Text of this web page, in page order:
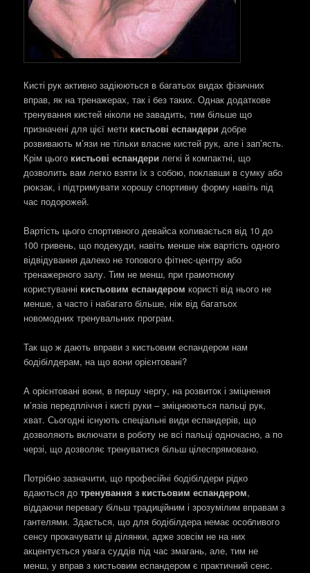
Кисті рук активно задіюються в багатьох видах фізичних
вправ, як на тренажерах, так і без таких. Однак додаткове
тренування кистей ніколи не завадить, тим більше що
призначені для цієї мети кистьові еспандери добре
розвивають м’язи не тільки власне кистей рук, але і зап’ясть.
Крім цього кистьові еспандери легкі й компактні, що
дозволить вам легко взяти їх з собою, поклавши в сумку або
рюкзак, і підтримувати хорошу спортивну форму навіть під
час подорожей.
Вартість цього спортивного девайса коливається від 10 до
100 гривень, що подекуди, навіть менше ніж вартість одного
відвідування далеко не топового фітнес-центру або
тренажерного залу. Тим не менш, при грамотному
користуванні кистьовим еспандером користі від нього не
менше, а часто і набагато більше, ніж від багатьох
новомодних тренувальних програм.
Так що ж дають вправи з кистьовим еспандером нам
бодібілдерам, на що вони орієнтовані?
А орієнтовані вони, в першу чергу, на розвиток і зміцнення
м’язів передпліччя і кисті руки – зміцнюються пальці рук,
хват. Сьогодні існують спеціальні види еспандерів, що
дозволяють включати в роботу не всі пальці одночасно, а по
черзі, що дозволяє тренуватися більш цілеспрямовано.
Потрібно зазначити, що професійні бодібілдери рідко
вдаються дотренування з кистьовим еспандером,
віддаючи перевагу більш традиційним і зрозумілим вправам з
гантелями. Здається, що для бодібілдера немає особливого
сенсу прокачувати ці ділянки, адже зовсім не на них
акцентується увага суддів під час змагань, але, тим не
менш, у вправ з кистьовим еспандером є практичний сенс.